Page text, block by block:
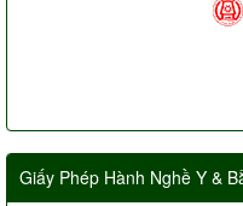
Giấy Phép Hành Nghề Y &